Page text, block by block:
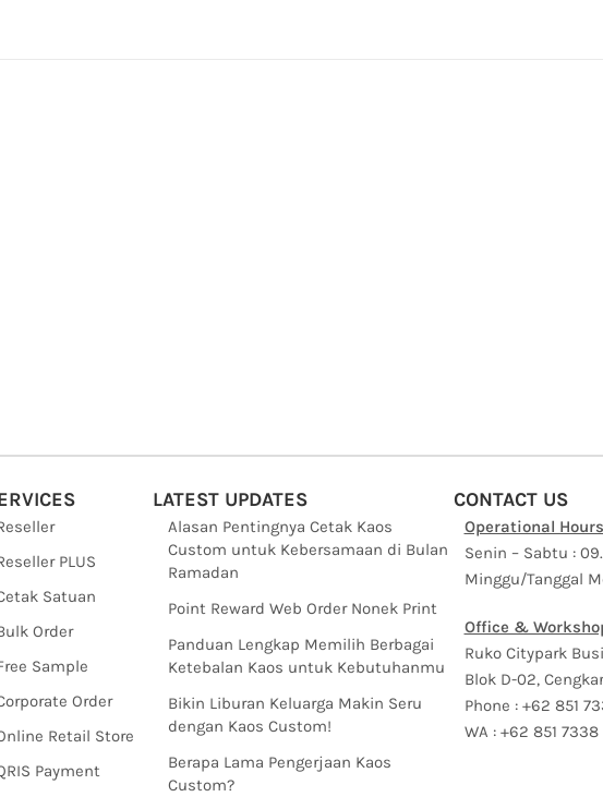
LATEST UPDATES CONTACT US
PLUS
Satuan
Order
Sample
Order
Retail Store
Payment
Alasan Pentingnya Cetak Kaos
Custom untuk Kebersamaan di Bulan
Ramadan
Point Reward Web Order Nonek Print
Panduan Lengkap Memilih Berbagai
Ketebalan Kaos untuk Kebutuhanmu
Bikin Liburan Keluarga Makin Seru
dengan Kaos Custom!
Berapa Lama Pengerjaan Kaos
Custom?
Operational Hours
Senin – Sabtu :
Minggu/Tanggal
Office &
Ruko Citypark
Blok D-02,
Phone : +62 851
WA : +62 851